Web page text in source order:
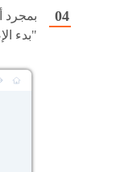
بمجرد
"بدء